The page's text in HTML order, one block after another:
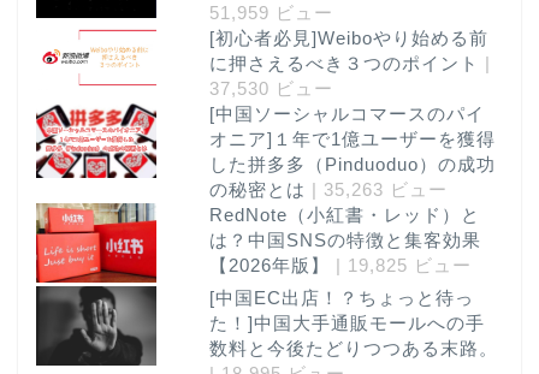
51,959 ビュー
[初心者必見]Weiboやり始める前
に押さえるべき３つのポイント |
37,530 ビュー
[中国ソーシャルコマースのパイ
オニア]１年で1億ユーザーを獲得
した拼多多（Pinduoduo）の成功
の秘密とは | 35,263 ビュー
RedNote（小紅書・レッド）と
は？中国SNSの特徴と集客効果
【2026年版】 | 19,825 ビュー
[中国EC出店！？ちょっと待っ
た！]中国大手通販モールへの手
数料と今後たどりつつある末路。
最新記事
運営会社
サービス
お問い合わせ